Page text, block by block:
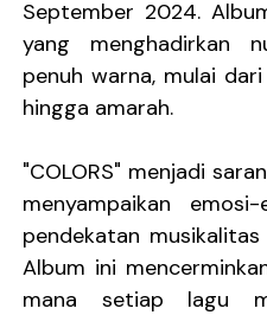
September 2024.
yang menghadirkan
penuh warna, mulai
hingga amarah.
"COLORS" menjadi
menyampaikan
pendekatan
Album ini
mana setiap lagu